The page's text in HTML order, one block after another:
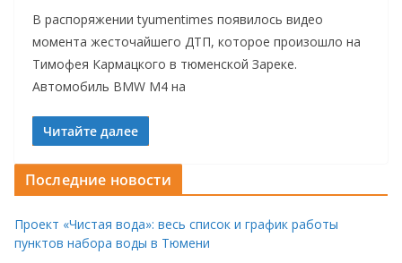
В распоряжении tyumentimes появилось видео
момента жесточайшего ДТП, которое произошло на
Тимофея Кармацкого в тюменской Зареке.
Автомобиль BMW M4 на
Читайте далее
Последние новости
Проект «Чистая вода»: весь список и график работы
пунктов набора воды в Тюмени